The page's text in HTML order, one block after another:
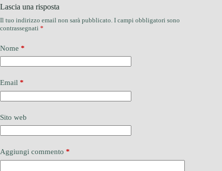
Lascia una risposta
Il tuo indirizzo email non sarà pubblicato. I campi obbligatori sono
contrassegnati *
Nome *
Email *
Sito web
Aggiungi commento *